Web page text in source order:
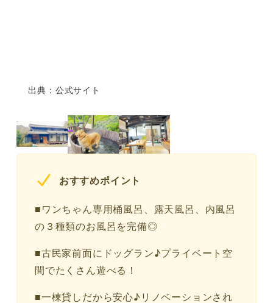
出典：公式サイト
おすすめポイント
■ワンちゃん専用桶風呂、露天風呂、内風呂
の３種類のお風呂を完備◎
■古民家前面にドッグラン♪プライベート空
間でたくさん遊べる！
■一棟貸しだから安心♪リノベーションされ